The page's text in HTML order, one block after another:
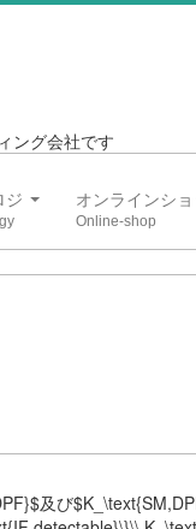
ング会社です
ジ オンラインシ
及び